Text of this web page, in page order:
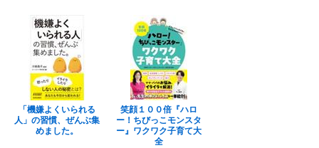
「機嫌よくいられる
人」の習慣、ぜんぶ集
めました。
笑顔１００倍『ハロ
ー！ちびっこモンスタ
ー』ワクワク子育て大
全